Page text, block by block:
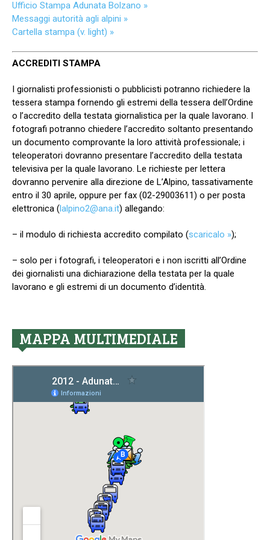
Ufficio Stampa Adunata Bolzano »
Messaggi autorità agli alpini »
Cartella stampa (v. light) »
ACCREDITI STAMPA
I giornalisti professionisti o pubblicisti potranno richiedere la
tessera stampa fornendo gli estremi della tessera dell’Ordine
o l’accredito della testata giornalistica per la quale lavorano. I
fotografi potranno chiedere l’accredito soltanto presentando
un documento comprovante la loro attività professionale; i
teleoperatori dovranno presentare l’accredito della testata
televisiva per la quale lavorano. Le richieste per lettera
dovranno pervenire alla direzione de L’Alpino, tassativamente
entro il 30 aprile, oppure per fax (02-29003611) o per posta
elettronica (lalpino2@ana.it) allegando:
– il modulo di richiesta accredito compilato (scaricalo »);
– solo per i fotografi, i teleoperatori e i non iscritti all’Ordine
dei giornalisti una dichiarazione della testata per la quale
lavorano e gli estremi di un documento d’identità.
MAPPA MULTIMEDIALE